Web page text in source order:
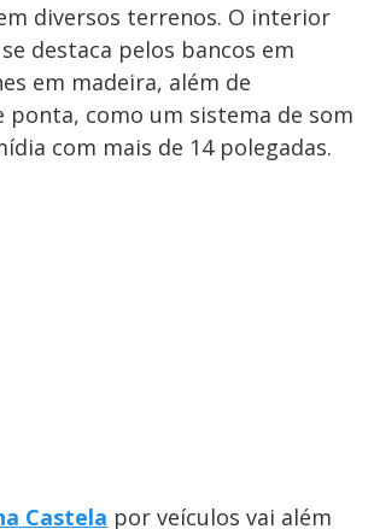
diversos terrenos. O interior
destaca pelos bancos em
em madeira, além de
ponta, como um sistema de som
com mais de 14 polegadas.
Castela por veículos vai além